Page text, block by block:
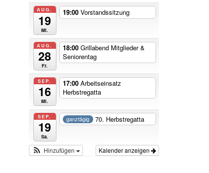
AUG.
19
Mi.
19:00 Vorstandssitzung
AUG.
28
Fr.
18:00 Grillabend Mitglieder &
Seniorentag
SEP.
16
Mi.
17:00 Arbeitseinsatz
Herbstregatta
SEP.
19
Sa.
ganztägig 70. Herbstregatta
Kalender anzeigen
Hinzufügen